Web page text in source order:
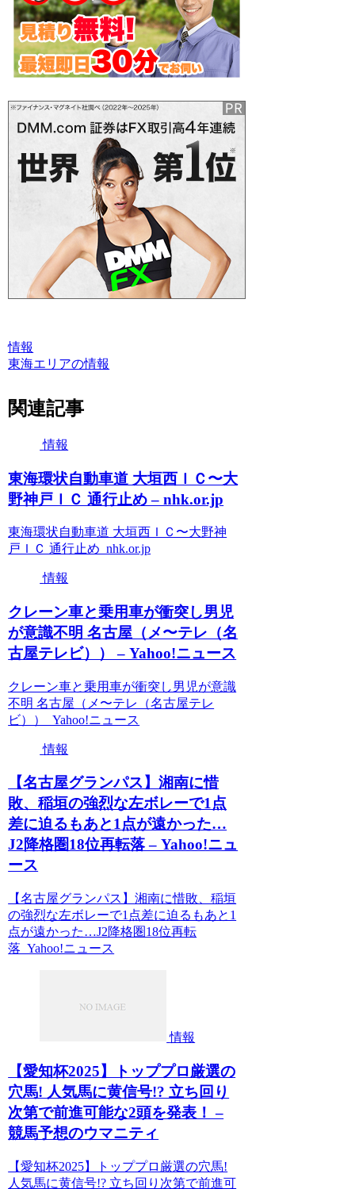
情報
東海エリアの情報
関連記事
情報
東海環状自動車道 大垣西ＩＣ〜大
野神戸ＩＣ 通行止め – nhk.or.jp
東海環状自動車道 大垣西ＩＣ〜大野神
戸ＩＣ 通行止め nhk.or.jp
情報
クレーン車と乗用車が衝突し男児
が意識不明 名古屋（メ〜テレ（名
古屋テレビ）） – Yahoo!ニュース
クレーン車と乗用車が衝突し男児が意識
不明 名古屋（メ〜テレ（名古屋テレ
ビ）） Yahoo!ニュース
情報
【名古屋グランパス】湘南に惜
敗、稲垣の強烈な左ボレーで1点
差に迫るもあと1点が遠かった…
J2降格圏18位再転落 – Yahoo!ニュ
ース
【名古屋グランパス】湘南に惜敗、稲垣
の強烈な左ボレーで1点差に迫るもあと1
点が遠かった…J2降格圏18位再転
落 Yahoo!ニュース
情報
【愛知杯2025】トッププロ厳選の
穴馬! 人気馬に黄信号!? 立ち回り
次第で前進可能な2頭を発表！ –
競馬予想のウマニティ
【愛知杯2025】トッププロ厳選の穴馬!
人気馬に黄信号!? 立ち回り次第で前進可